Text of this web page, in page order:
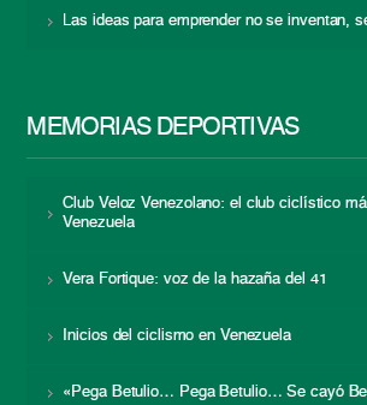
Las ideas para emprender no se inventan,
MEMORIAS DEPORTIVAS
Club Veloz Venezolano: el club ciclístico
Venezuela
Vera Fortique: voz de la hazaña del 41
Inicios del ciclismo en Venezuela
«Pega Betulio… Pega Betulio… Se cayó